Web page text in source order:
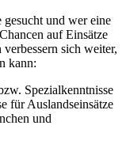
und wer eine
auf Einsätze
sich weiter,
kann:
Spezialkenntnisse
für Auslandseinsätze
und